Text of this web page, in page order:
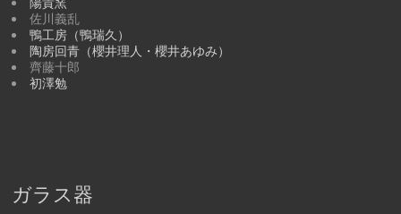
佐川義乱
鴨工房（鴨瑞久）
陶房回青（櫻井理人・櫻井あゆみ）
齊藤十郎
初澤勉
ガラス器